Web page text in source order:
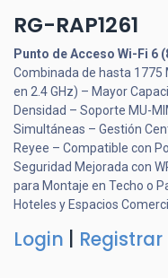
RG-RAP1261
Punto de Acceso Wi-Fi 6
Combinada de hasta 1775
en 2.4 GHz) – Mayor
Densidad – Soporte MU-
Simultáneas – Gestión
Reyee – Compatible con
Seguridad Mejorada con
para Montaje en Techo o
Hoteles y Espacios
Login Registrar